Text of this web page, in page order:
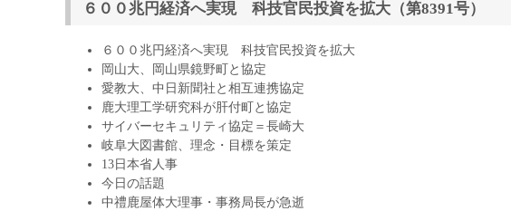
６００兆円経済へ実現 科技官民投資を拡大（第8391号）
６００兆円経済へ実現 科技官民投資を拡大
岡山大、岡山県鏡野町と協定
愛教大、中日新聞社と相互連携協定
鹿大理工学研究科が肝付町と協定
サイバーセキュリティ協定＝長崎大
岐阜大図書館、理念・目標を策定
13日本省人事
今日の話題
中禮鹿屋体大理事・事務局長が急逝